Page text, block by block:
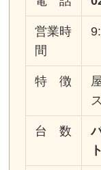
営業時
間
特 徴
台 数